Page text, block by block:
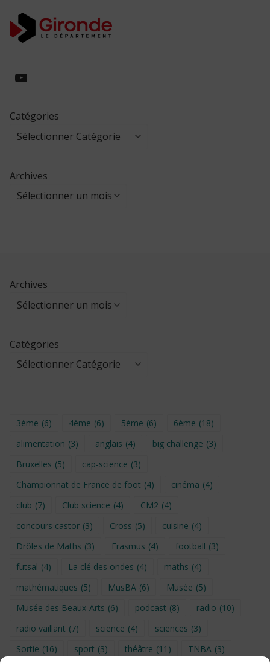
https://www.youtube.com/
Catégories
Archives
Archives
Catégories
3ème (6) 4ème (6) 5ème (6) 6ème (18)
alimentation (3) anglais (4) big challenge (3)
Bruxelles (5) cap-science (3)
Championnat de France de foot (4) cinéma (4)
club (7) Club science (4) CM2 (4)
concours castor (3) Cross (5) cuisine (4)
Drôles de Maths (3) Erasmus (4) football (3)
futsal (4) La clé des ondes (4) maths (4)
mathématiques (5) MusBA (6) Musée (5)
Musée des Beaux-Arts (6) podcast (8) radio (10)
radio vaillant (7) science (4) sciences (3)
Sortie (16) sport (3) théâtre (11) TNBA (3)